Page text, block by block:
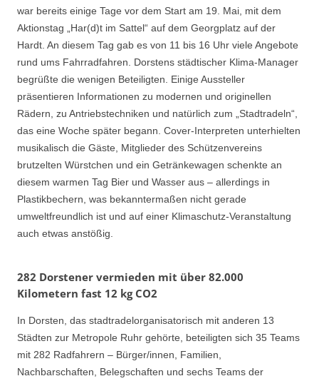
war bereits einige Tage vor dem Start am 19. Mai, mit dem
Aktionstag „Har(d)t im Sattel“ auf dem Georgplatz auf der
Hardt. An diesem Tag gab es von 11 bis 16 Uhr viele Angebote
rund ums Fahrradfahren. Dorstens städtischer Klima-Manager
begrüßte die wenigen Beteiligten. Einige Aussteller
präsentieren Informationen zu modernen und originellen
Rädern, zu Antriebstechniken und natürlich zum „Stadtradeln“,
das eine Woche später begann. Cover-Interpreten unterhielten
musikalisch die Gäste, Mitglieder des Schützenvereins
brutzelten Würstchen und ein Getränkewagen schenkte an
diesem warmen Tag Bier und Wasser aus – allerdings in
Plastikbechern, was bekanntermaßen nicht gerade
umweltfreundlich ist und auf einer Klimaschutz-Veranstaltung
auch etwas anstößig.
282 Dorstener vermieden mit über 82.000
Kilometern fast 12 kg CO2
In Dorsten, das stadtradelorganisatorisch mit anderen 13
Städten zur Metropole Ruhr gehörte, beteiligten sich 35 Teams
mit 282 Radfahrern – Bürger/innen, Familien,
Nachbarschaften, Belegschaften und sechs Teams der